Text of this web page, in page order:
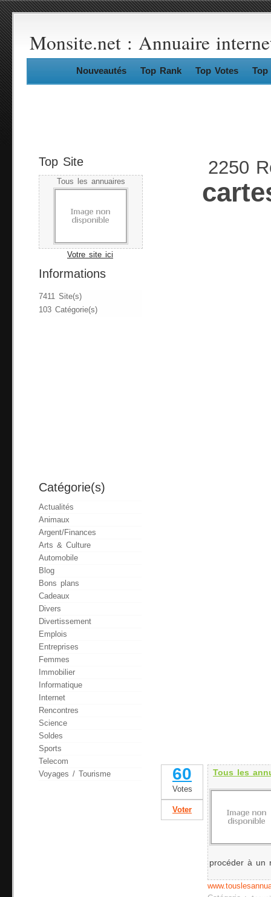
Monsite.net : Annuaire
Nouveautés Top Rank Top Votes Top
Top Site
Tous les annuaires
Votre site ici
Informations
7411 Site(s)
103 Catégorie(s)
Catégorie(s)
Actualités
Animaux
Argent/Finances
Arts & Culture
Automobile
Blog
Bons plans
Cadeaux
Divers
Divertissement
Emplois
Entreprises
Femmes
Immobilier
Informatique
Internet
Rencontres
Science
Soldes
Sports
Telecom
Voyages / Tourisme
2250
60
Votes
Voter
Tous les
procéder à un